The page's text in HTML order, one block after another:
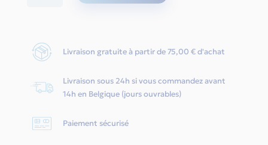
nasal
Livraison gratuite à partir de 75,00 € d'achat
Livraison sous 24h si vous commandez avant
14h en Belgique (jours ouvrables)
Paiement sécurisé